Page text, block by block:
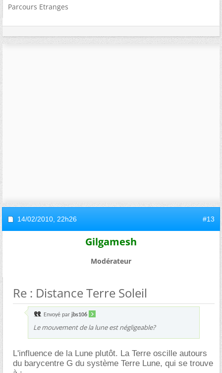
Parcours Etranges
14/02/2010, 22h26 #13
Gilgamesh
Modérateur
Re : Distance Terre Soleil
Envoyé par jbs106
Le mouvement de la lune est négligeable?
L'influence de la Lune plutôt. La Terre oscille autours
du barycentre G du système Terre Lune, qui se trouve